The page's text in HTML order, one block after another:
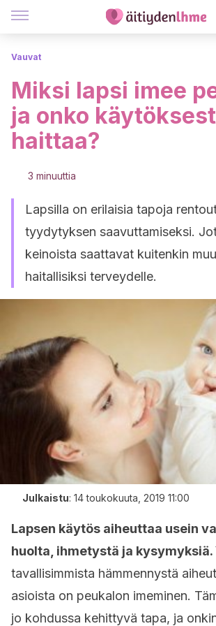
Vauvat
Miksi lapsi imee
ja onko
haittaa?
3 minuuttia
Lapsilla on erilaisia tapoja
tyydytyksen saavuttamiseksi.
keinoista saattavat kuitenkin
haitallisiksi terveydelle.
Julkaistu: 14 toukokuuta, 2019 11:00
Lapsen käytös aiheuttaa usein
huolta, ihmetystä ja kysymyksiä.
tavallisimmista hämmennystä
asioista on peukalon imeminen.
jo kohdussa kehittyvä tapa, ja